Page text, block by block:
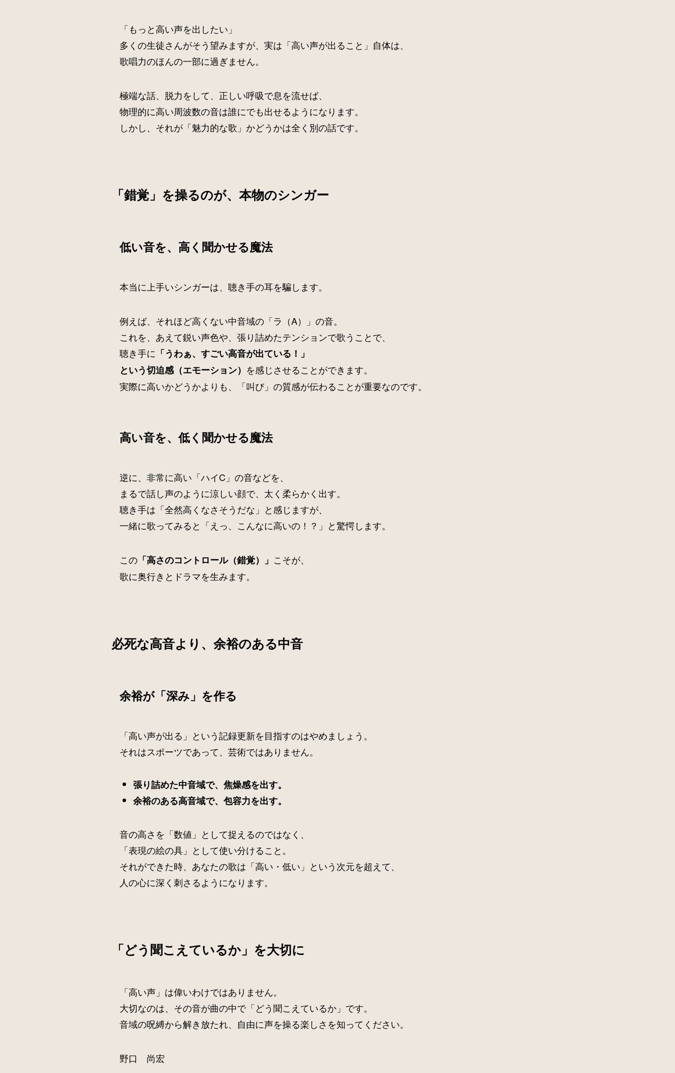
「もっと高い声を出したい」
多くの生徒さんがそう望みますが、実は「高い声が出ること」自体は、
歌唱力のほんの一部に過ぎません。
極端な話、脱力をして、正しい呼吸で息を流せば、
物理的に高い周波数の音は誰にでも出せるようになります。
しかし、それが「魅力的な歌」かどうかは全く別の話です。
「錯覚」を操るのが、本物のシンガー
低い音を、高く聞かせる魔法
本当に上手いシンガーは、聴き手の耳を騙します。
例えば、それほど高くない中音域の「ラ（A）」の音。
これを、あえて鋭い声色や、張り詰めたテンションで歌うことで、
聴き手に 「うわぁ、すごい高音が出ている！」
という切迫感（エモーション） を感じさせることができます。
実際に高いかどうかよりも、「叫び」の質感が伝わることが重要なのです。
高い音を、低く聞かせる魔法
逆に、非常に高い「ハイC」の音などを、
まるで話し声のように涼しい顔で、太く柔らかく出す。
聴き手は「全然高くなさそうだな」と感じますが、
一緒に歌ってみると「えっ、こんなに高いの！？」と驚愕します。
この 「高さのコントロール（錯覚）」 こそが、
歌に奥行きとドラマを生みます。
必死な高音より、余裕のある中音
余裕が「深み」を作る
「高い声が出る」という記録更新を目指すのはやめましょう。
それはスポーツであって、芸術ではありません。
張り詰めた中音域で、焦燥感を出す。
余裕のある高音域で、包容力を出す。
音の高さを「数値」として捉えるのではなく、
「表現の絵の具」として使い分けること。
それができた時、あなたの歌は「高い・低い」という次元を超えて、
人の心に深く刺さるようになります。
「どう聞こえているか」を大切に
「高い声」は偉いわけではありません。
大切なのは、その音が曲の中で「どう聞こえているか」です。
音域の呪縛から解き放たれ、自由に声を操る楽しさを知ってください。
野口 尚宏